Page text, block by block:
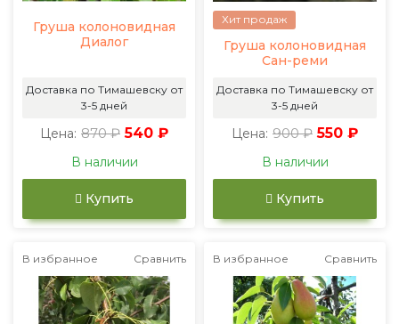
Груша колоновидная
Диалог
Доставка по Тимашевску от
3-5 дней
Цена: 870 ₽ 540 ₽
В наличии
Купить
Хит продаж
Груша колоновидная
Сан-реми
Доставка по Тимашевску от
3-5 дней
Цена: 900 ₽ 550 ₽
В наличии
Купить
В избранное Сравнить В избранное Сравнить